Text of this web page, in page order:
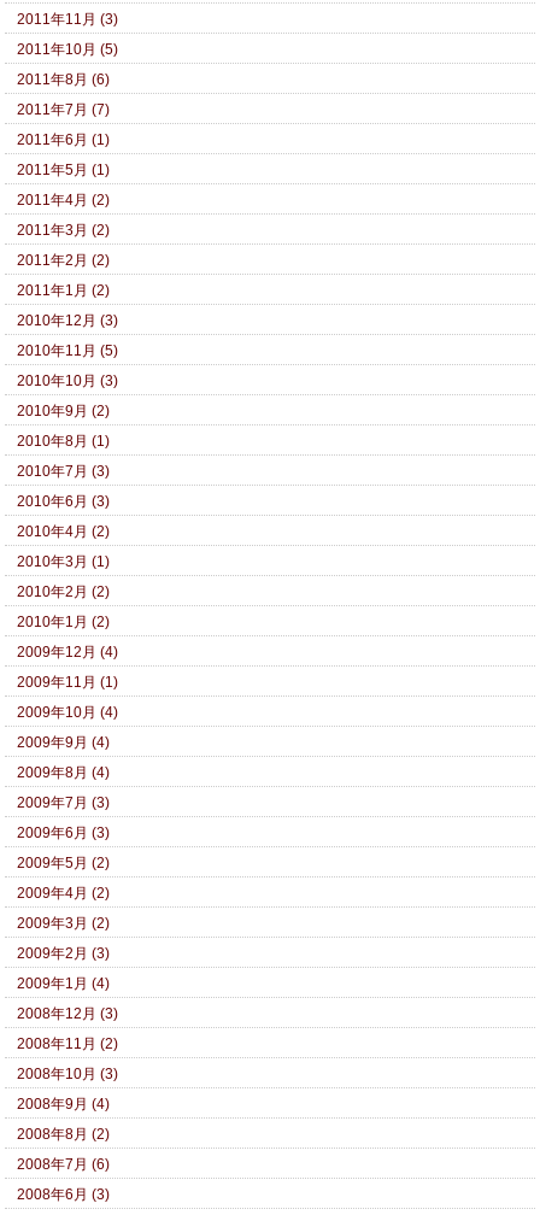
2011年11月 (3)
2011年10月 (5)
2011年8月 (6)
2011年7月 (7)
2011年6月 (1)
2011年5月 (1)
2011年4月 (2)
2011年3月 (2)
2011年2月 (2)
2011年1月 (2)
2010年12月 (3)
2010年11月 (5)
2010年10月 (3)
2010年9月 (2)
2010年8月 (1)
2010年7月 (3)
2010年6月 (3)
2010年4月 (2)
2010年3月 (1)
2010年2月 (2)
2010年1月 (2)
2009年12月 (4)
2009年11月 (1)
2009年10月 (4)
2009年9月 (4)
2009年8月 (4)
2009年7月 (3)
2009年6月 (3)
2009年5月 (2)
2009年4月 (2)
2009年3月 (2)
2009年2月 (3)
2009年1月 (4)
2008年12月 (3)
2008年11月 (2)
2008年10月 (3)
2008年9月 (4)
2008年8月 (2)
2008年7月 (6)
2008年6月 (3)